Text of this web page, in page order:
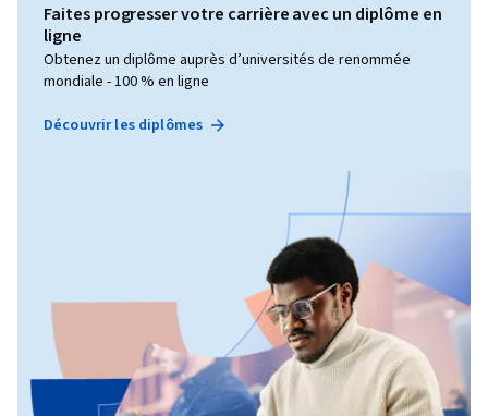
Faites progresser votre carrière avec un diplôme en
ligne
Obtenez un diplôme auprès d’universités de renommée
mondiale - 100 % en ligne
Découvrir les diplômes